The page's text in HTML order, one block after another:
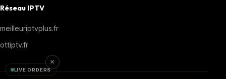
Réseau IPTV
meilleuriptvplus.fr
ottiptv.fr
×
LIVE ORDERS